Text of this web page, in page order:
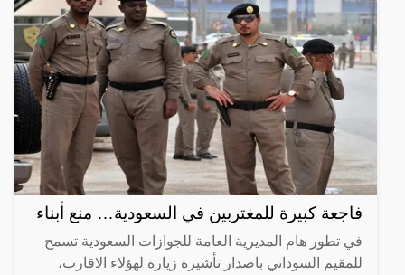
فاجعة كبيرة للمغتربين في السعودية… منع أبناء
في تطور هام المديرية العامة للجوازات السعودية تسمح
للمقيم السوداني باصدار تأشيرة زيارة لهؤلاء الاقارب،